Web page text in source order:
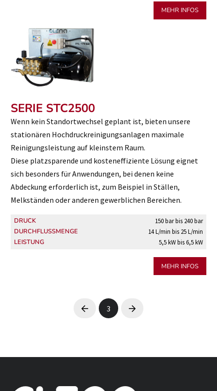
MEHR INFOS
SERIE STC2500
Wenn kein Standortwechsel geplant ist, bieten unsere
stationären Hochdruckreinigungsanlagen maximale
Reinigungsleistung auf kleinstem Raum.
Diese platzsparende und kosteneffiziente Lösung eignet
sich besonders für Anwendungen, bei denen keine
Abdeckung erforderlich ist, zum Beispiel in Ställen,
Melkständen oder anderen gewerblichen Bereichen.
DRUCK 150 bar bis 240 bar
DURCHFLUSSMENGE 14 L/min bis 25 L/min
LEISTUNG 5,5 kW bis 6,5 kW
MEHR INFOS
Prev 3 Next